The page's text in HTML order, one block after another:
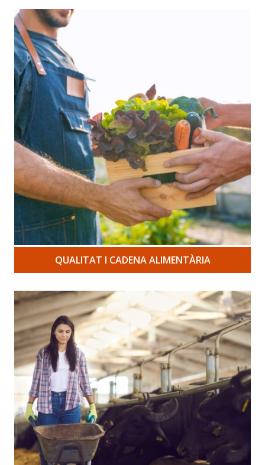
QUALITAT I CADENA ALIMENTÀRIA